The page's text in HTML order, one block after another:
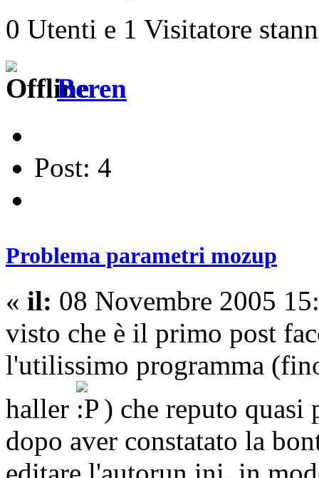
0 Utenti e 1 Visitatore
Beren
Post: 4
Problema parametri mozup
« il: 08 Novembre 2005
visto che è il primo post
l'utilissimo programma
haller
) che reputo quasi
dopo aver constatato la